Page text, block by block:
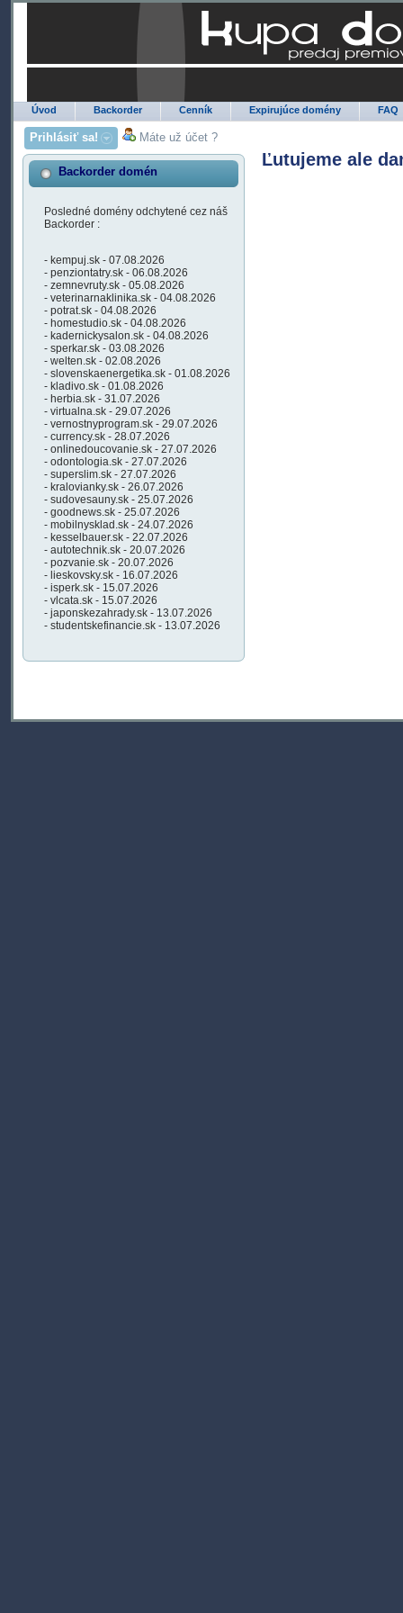
Úvod Backorder Cenník Expirujúce domény FAQ
Prihlásiť sa! Máte už účet ?
Backorder domén
Posledné domény odchytené cez náš
Backorder :
- kempuj.sk - 07.08.2026
- penziontatry.sk - 06.08.2026
- zemnevruty.sk - 05.08.2026
- veterinarnaklinika.sk - 04.08.2026
- potrat.sk - 04.08.2026
- homestudio.sk - 04.08.2026
- kadernickysalon.sk - 04.08.2026
- sperkar.sk - 03.08.2026
- welten.sk - 02.08.2026
- slovenskaenergetika.sk - 01.08.2026
- kladivo.sk - 01.08.2026
- herbia.sk - 31.07.2026
- virtualna.sk - 29.07.2026
- vernostnyprogram.sk - 29.07.2026
- currency.sk - 28.07.2026
- onlinedoucovanie.sk - 27.07.2026
- odontologia.sk - 27.07.2026
- superslim.sk - 27.07.2026
- kralovianky.sk - 26.07.2026
- sudovesauny.sk - 25.07.2026
- goodnews.sk - 25.07.2026
- mobilnysklad.sk - 24.07.2026
- kesselbauer.sk - 22.07.2026
- autotechnik.sk - 20.07.2026
- pozvanie.sk - 20.07.2026
- lieskovsky.sk - 16.07.2026
- isperk.sk - 15.07.2026
- vlcata.sk - 15.07.2026
- japonskezahrady.sk - 13.07.2026
- studentskefinancie.sk - 13.07.2026
Ľutujeme ale